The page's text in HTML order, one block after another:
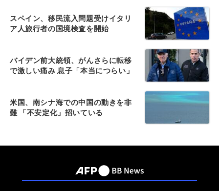
スペイン、移民流入問題受けイタリ
ア人旅行者の国境検査を開始
バイデン前大統領、がんさらに転移
で激しい痛み 息子「本当につらい」
米国、南シナ海での中国の動きを非
難 「不安定化」招いている